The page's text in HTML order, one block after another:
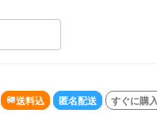
SOLD OUT
送料込 匿名配送 すぐに購